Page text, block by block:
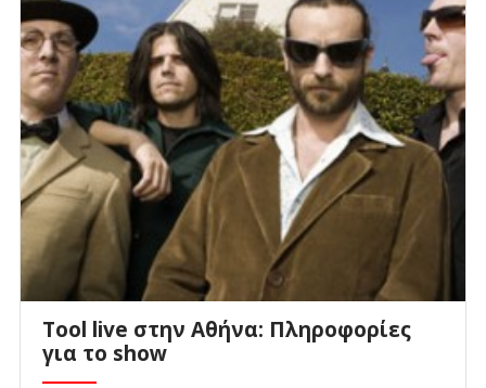
Tool live στην Αθήνα: Πληροφορίες
για το show